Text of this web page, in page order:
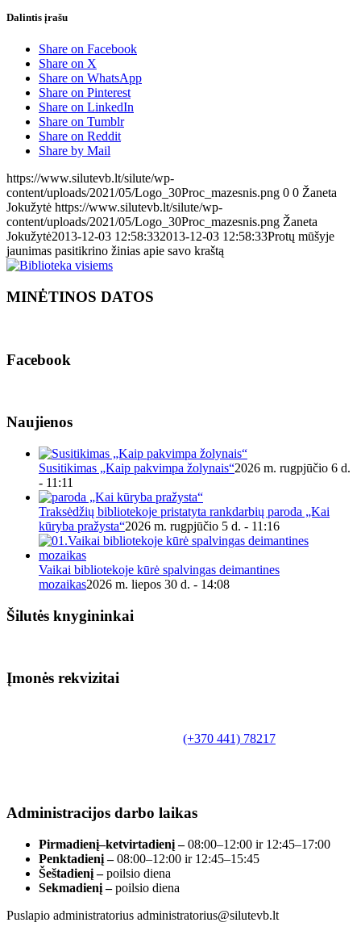
Dalintis įrašu
Share on Facebook
Share on X
Share on WhatsApp
Share on Pinterest
Share on LinkedIn
Share on Tumblr
Share on Reddit
Share by Mail
https://www.silutevb.lt/silute/wp-
content/uploads/2021/05/Logo_30Proc_mazesnis.png 0 0 Žaneta
Jokužytė https://www.silutevb.lt/silute/wp-
content/uploads/2021/05/Logo_30Proc_mazesnis.png Žaneta
Jokužytė2013-12-03 12:58:332013-12-03 12:58:33Protų mūšyje
jaunimas pasitikrino žinias apie savo kraštą
MINĖTINOS DATOS
Facebook
Naujienos
Susitikimas „Kaip pakvimpa žolynais“2026 m. rugpjūčio 6 d.
- 11:11
Traksėdžių bibliotekoje pristatyta rankdarbių paroda „Kai
kūryba pražysta“2026 m. rugpjūčio 5 d. - 11:16
Vaikai bibliotekoje kūrė spalvingas deimantines
mozaikas2026 m. liepos 30 d. - 14:08
Šilutės knygininkai
Įmonės rekvizitai
(+370 441) 78217
Administracijos darbo laikas
Pirmadienį–ketvirtadienį –08:00–12:00 ir 12:45–17:00
Penktadienį –08:00–12:00 ir 12:45–15:45
Šeštadienį –poilsio diena
Sekmadienį –poilsio diena
Puslapio administratorius administratorius@silutevb.lt